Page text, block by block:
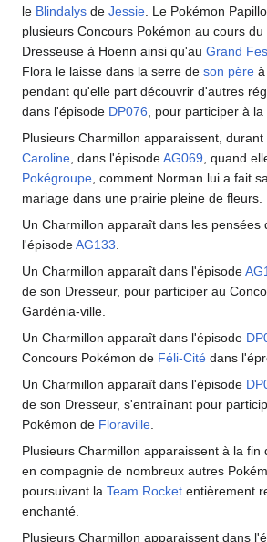
le Blindalys de Jessie . Le Pokémon
plusieurs Concours Pokémon au cours
Dresseuse à Hoenn ainsi qu'au Grand
Flora le laisse dans la serre de son père à
pendant qu'elle part découvrir d'autres
dans l'épisode DP076 , pour participer à
Plusieurs Charmillon apparaissent,
Caroline , dans l'épisodeAG069 , quand
Pokégroupe , comment Norman lui a fait
mariage dans une prairie pleine de fleurs.
Un Charmillon apparaît dans les pensées
l'épisodeAG133
Un Charmillon apparaît dans l'épisode
de son Dresseur, pour participer au
Gardénia-ville.
Un Charmillon apparaît dans l'épisode
Concours Pokémon de Féli-Cité dans
Un Charmillon apparaît dans l'épisode
de son Dresseur, s'entraînant pour
Pokémon de Floraville
Plusieurs Charmillon apparaissent à la fin
en compagnie de nombreux autres
poursuivant la Team Rocket entièrement
enchanté.
Plusieurs Charmillon apparaissent dans